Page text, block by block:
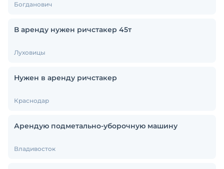
Богданович
В аренду нужен ричстакер 45т
Луховицы
Нужен в аренду ричстакер
Краснодар
Арендую подметально-уборочную машину
Владивосток